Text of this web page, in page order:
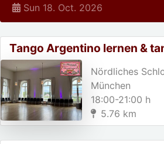
Sun 18. Oct. 2026
Tango Argentino lernen &
Nördliches
München
18:00-21:00 h
5.76 km